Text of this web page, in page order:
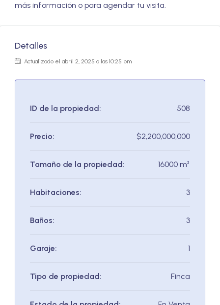
más información o para agendar tu visita.
Detalles
Actualizado el abril 2, 2025 a las 10:25 pm
ID de la propiedad: 508
Precio: $2,200,000,000
Tamaño de la propiedad: 16000 m²
Habitaciones: 3
Baños: 3
Garaje: 1
Tipo de propiedad: Finca